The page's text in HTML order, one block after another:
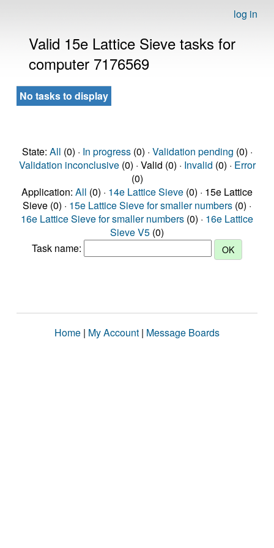
log in
Valid 15e Lattice Sieve tasks for
computer 7176569
No tasks to display
State: All (0) · In progress(0) · Validation pending (0) ·
Validation inconclusive(0) · Valid (0) · Invalid (0) · Error
(0)
Application: All (0) · 14e Lattice Sieve (0) · 15e Lattice
Sieve (0) · 15e Lattice Sieve for smaller numbers (0) ·
16e Lattice Sieve for smaller numbers (0) · 16e Lattice
Sieve V5 (0)
Task name:
Home | My Account | Message Boards